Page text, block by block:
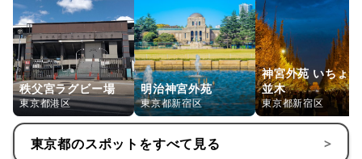
秩父宮ラグビー場
東京都港区
明治神宮外苑
東京都新宿区
神宮外苑 いちょう
並木
東京都新宿区
東京都のスポットをすべて見る >